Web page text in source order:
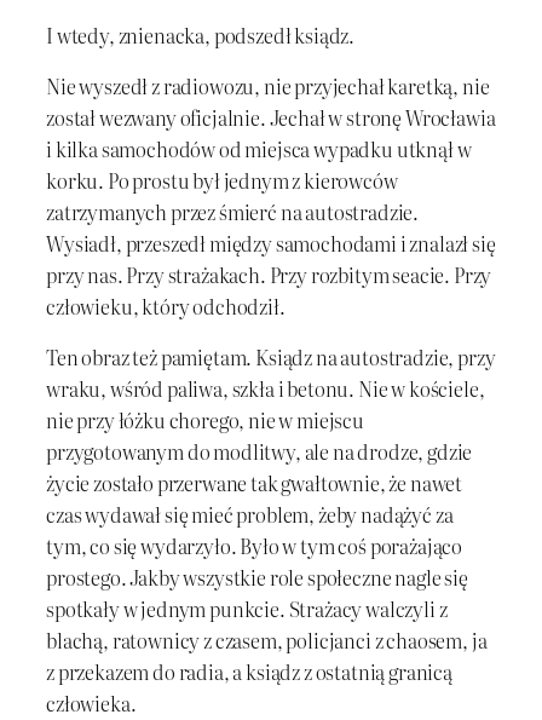
I wtedy, znienacka, podszedł ksiądz.
Nie wyszedł z radiowozu, nie przyjechał karetką, nie
został wezwany oficjalnie. Jechał w stronę Wrocławia
i kilka samochodów od miejsca wypadku utknął w
korku. Po prostu był jednym z kierowców
zatrzymanych przez śmierć na autostradzie.
Wysiadł, przeszedł między samochodami i znalazł się
przy nas. Przy strażakach. Przy rozbitym seacie. Przy
człowieku, który odchodził.
Ten obraz też pamiętam. Ksiądz na autostradzie, przy
wraku, wśród paliwa, szkła i betonu. Nie w kościele,
nie przy łóżku chorego, nie w miejscu
przygotowanym do modlitwy, ale na drodze, gdzie
życie zostało przerwane tak gwałtownie, że nawet
czas wydawał się mieć problem, żeby nadążyć za
tym, co się wydarzyło. Było w tym coś porażająco
prostego. Jakby wszystkie role społeczne nagle się
spotkały w jednym punkcie. Strażacy walczyli z
blachą, ratownicy z czasem, policjanci z chaosem, ja
z przekazem do radia, a ksiądz z ostatnią granicą
człowieka.